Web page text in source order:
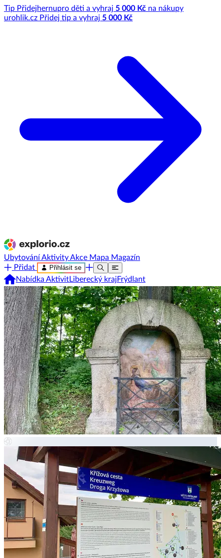
Tip Přidejhernupro děti a vyhraj 5 000 Kč na nákupy
urohlik.cz Přidej tip a vyhraj 5 000 Kč
UbytováníAktivityAkce Mapa Magazín
Přidat
Přihlásit se
Nabídka AktivitLiberecký kraj Frýdlant